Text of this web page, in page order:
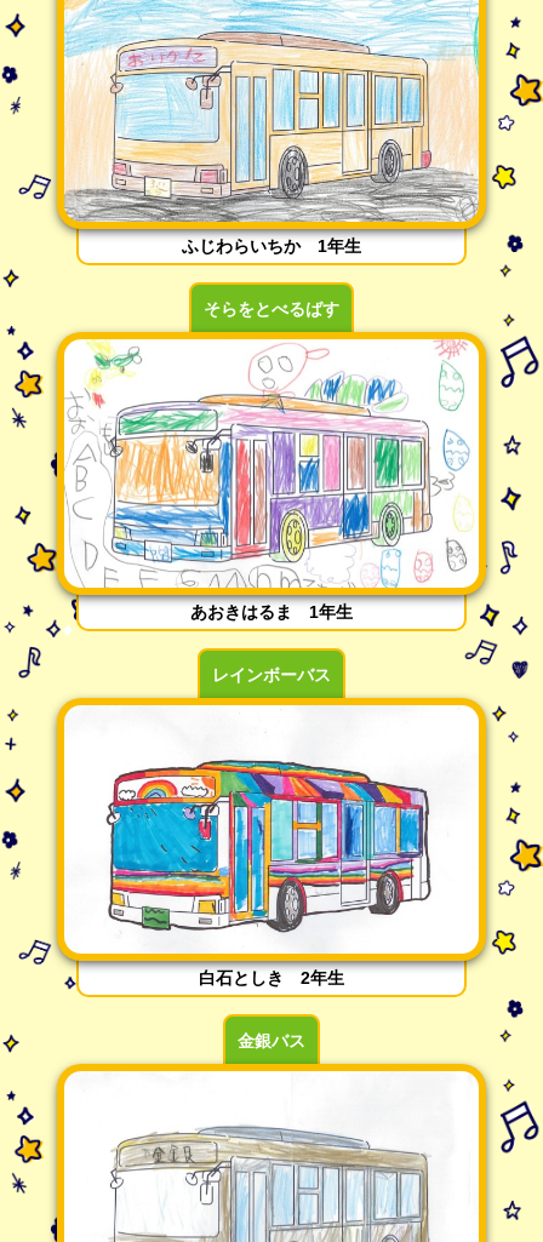
ふじわらいちか 1年生
そらをとべるばす
あおきはるま 1年生
レインボーバス
白石としき 2年生
金銀バス